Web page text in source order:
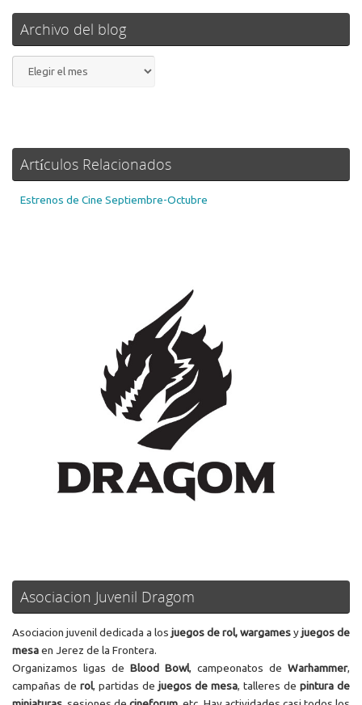
Archivo del blog
Archivo
Artículos Relacionados
Estrenos de Cine Septiembre-Octubre
Asociacion Juvenil Dragom
Asociacion juvenil dedicada a los juegos de rol, wargamesyjuegos de
mesaen Jerez de la Frontera.
Organizamos ligas de Blood Bowl, campeonatos de Warhammer,
campañas de rol, partidas de juegos de mesa, talleres de pintura de